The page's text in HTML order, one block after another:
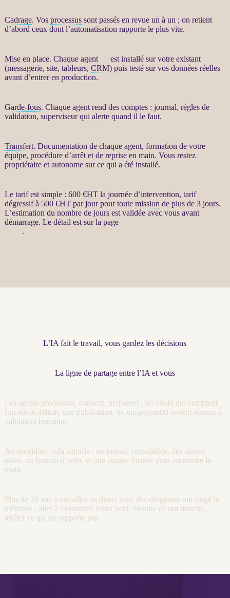
Cadrage. Vos processussont passés en revue un à un ; on retient
d’abord ceux dont l’automatisation rapporte le plus vite.
Mise en place. Chaque agent
est installé sur votre existant
(messagerie, site, tableurs, CRM) puis testé sur vos donnéesréelles
avant d’entrer en production.
Garde-fous. Chaque agentrend des comptes : journal, règles de
validation, superviseur qui alertequand il le faut.
Transfert. Documentation de chaque agent, formation de votre
équipe, procédure d’arrêt et de reprise en main. Vous restez
propriétaire et autonome sur ce qui a été installé.
Le tarif est simple : 600 €HTla journée d’intervention, tarif
dégressif à 500 €HTpar jour pour toute mission de plus de 3 jours.
L’estimation du nombre de jours est validée avec vous avant
démarrage. Le détail est sur la page
.
L’IA fait le travail, vous gardez les décisions
La ligne de partage entre l’IA et vous
Les agents produisent, classent, préparent ; les choix qui comptent
(un envoi délicat, une publication, un engagement) restent soumis à
validation humaine.
Au quotidien, cela signifie : un journal consultable, des alertes
utiles, un bouton d’arrêt, et une équipe formée pour reprendre la
main.
Plus de 30 ans à travailler en direct avec des dirigeants ont forgé la
méthode : aller à l’essentiel, tester petit, étendre ce qui marche,
arrêter ce qui ne rapporte pas.